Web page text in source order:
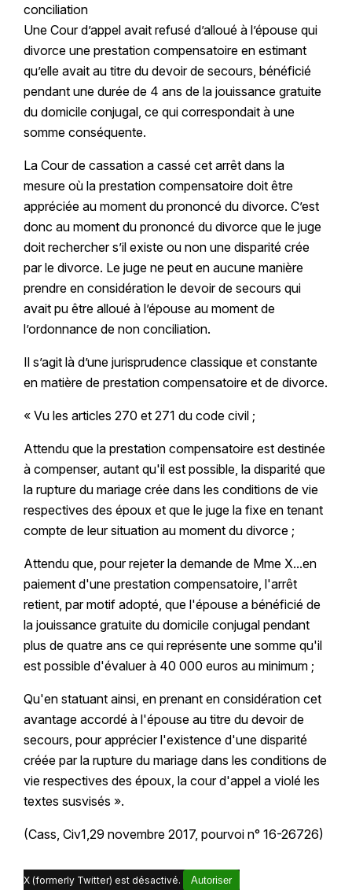
conciliation
Une Cour d’appel avait refusé d’alloué à l’épouse qui
divorce une prestation compensatoire en estimant
qu’elle avait au titre du devoir de secours, bénéficié
pendant une durée de 4 ans de la jouissance gratuite
du domicile conjugal, ce qui correspondait à une
somme conséquente.
La Cour de cassation a cassé cet arrêt dans la
mesure où la prestation compensatoire doit être
appréciée au moment du prononcé du divorce. C’est
donc au moment du prononcé du divorce que le juge
doit rechercher s’il existe ou non une disparité crée
par le divorce. Le juge ne peut en aucune manière
prendre en considération le devoir de secours qui
avait pu être alloué à l’épouse au moment de
l’ordonnance de non conciliation.
Il s’agit là d’une jurisprudence classique et constante
en matière de prestation compensatoire et de divorce.
« Vu les articles 270 et 271 du code civil ;
Attendu que la prestation compensatoire est destinée
à compenser, autant qu'il est possible, la disparité que
la rupture du mariage crée dans les conditions de vie
respectives des époux et que le juge la fixe en tenant
compte de leur situation au moment du divorce ;
Attendu que, pour rejeter la demande de Mme X...en
paiement d'une prestation compensatoire, l'arrêt
retient, par motif adopté, que l'épouse a bénéficié de
la jouissance gratuite du domicile conjugal pendant
plus de quatre ans ce qui représente une somme qu'il
est possible d'évaluer à 40 000 euros au minimum ;
Qu'en statuant ainsi, en prenant en considération cet
avantage accordé à l'épouse au titre du devoir de
secours, pour apprécier l'existence d'une disparité
créée par la rupture du mariage dans les conditions de
vie respectives des époux, la cour d'appel a violé les
textes susvisés ».
(Cass, Civ1,29 novembre 2017, pourvoi n° 16-26726)
X (formerly Twitter) est désactivé. Autoriser